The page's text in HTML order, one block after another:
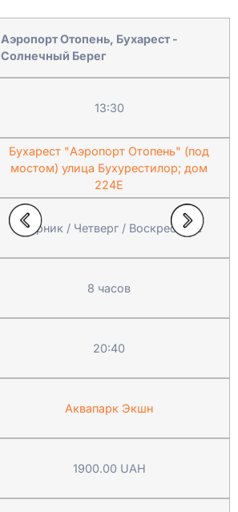
Аэропорт Отопень, Бухарест -
Солнечный Берег
13:30
Бухарест "Аэропорт Отопень" (под
мостом) улица Бухурестилор; дом
224Е
Вторник / Четверг / Воскресенье
8 часов
20:40
Аквапарк Экшн
1900.00 UAH